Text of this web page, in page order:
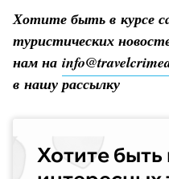
Хотите быть в курсе
туристических
нам на
в нашу рассылку
Хотите